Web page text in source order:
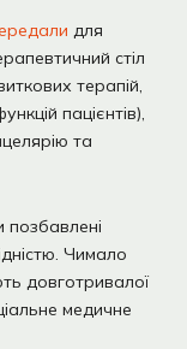
для
стіл
терапій,
пацієнтів),
та
позбавлені
Чимало
довготривалої
медичне